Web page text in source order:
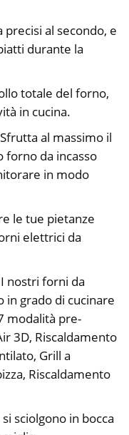
al secondo, e
durante la
totale del forno,
in cucina.
al massimo il
forno da incasso
in modo
le tue pietanze
elettrici da
I nostri forni da
in grado di cucinare
modalità pre-
3D, Riscaldamento
Grill a
Riscaldamento
sciolgono in bocca